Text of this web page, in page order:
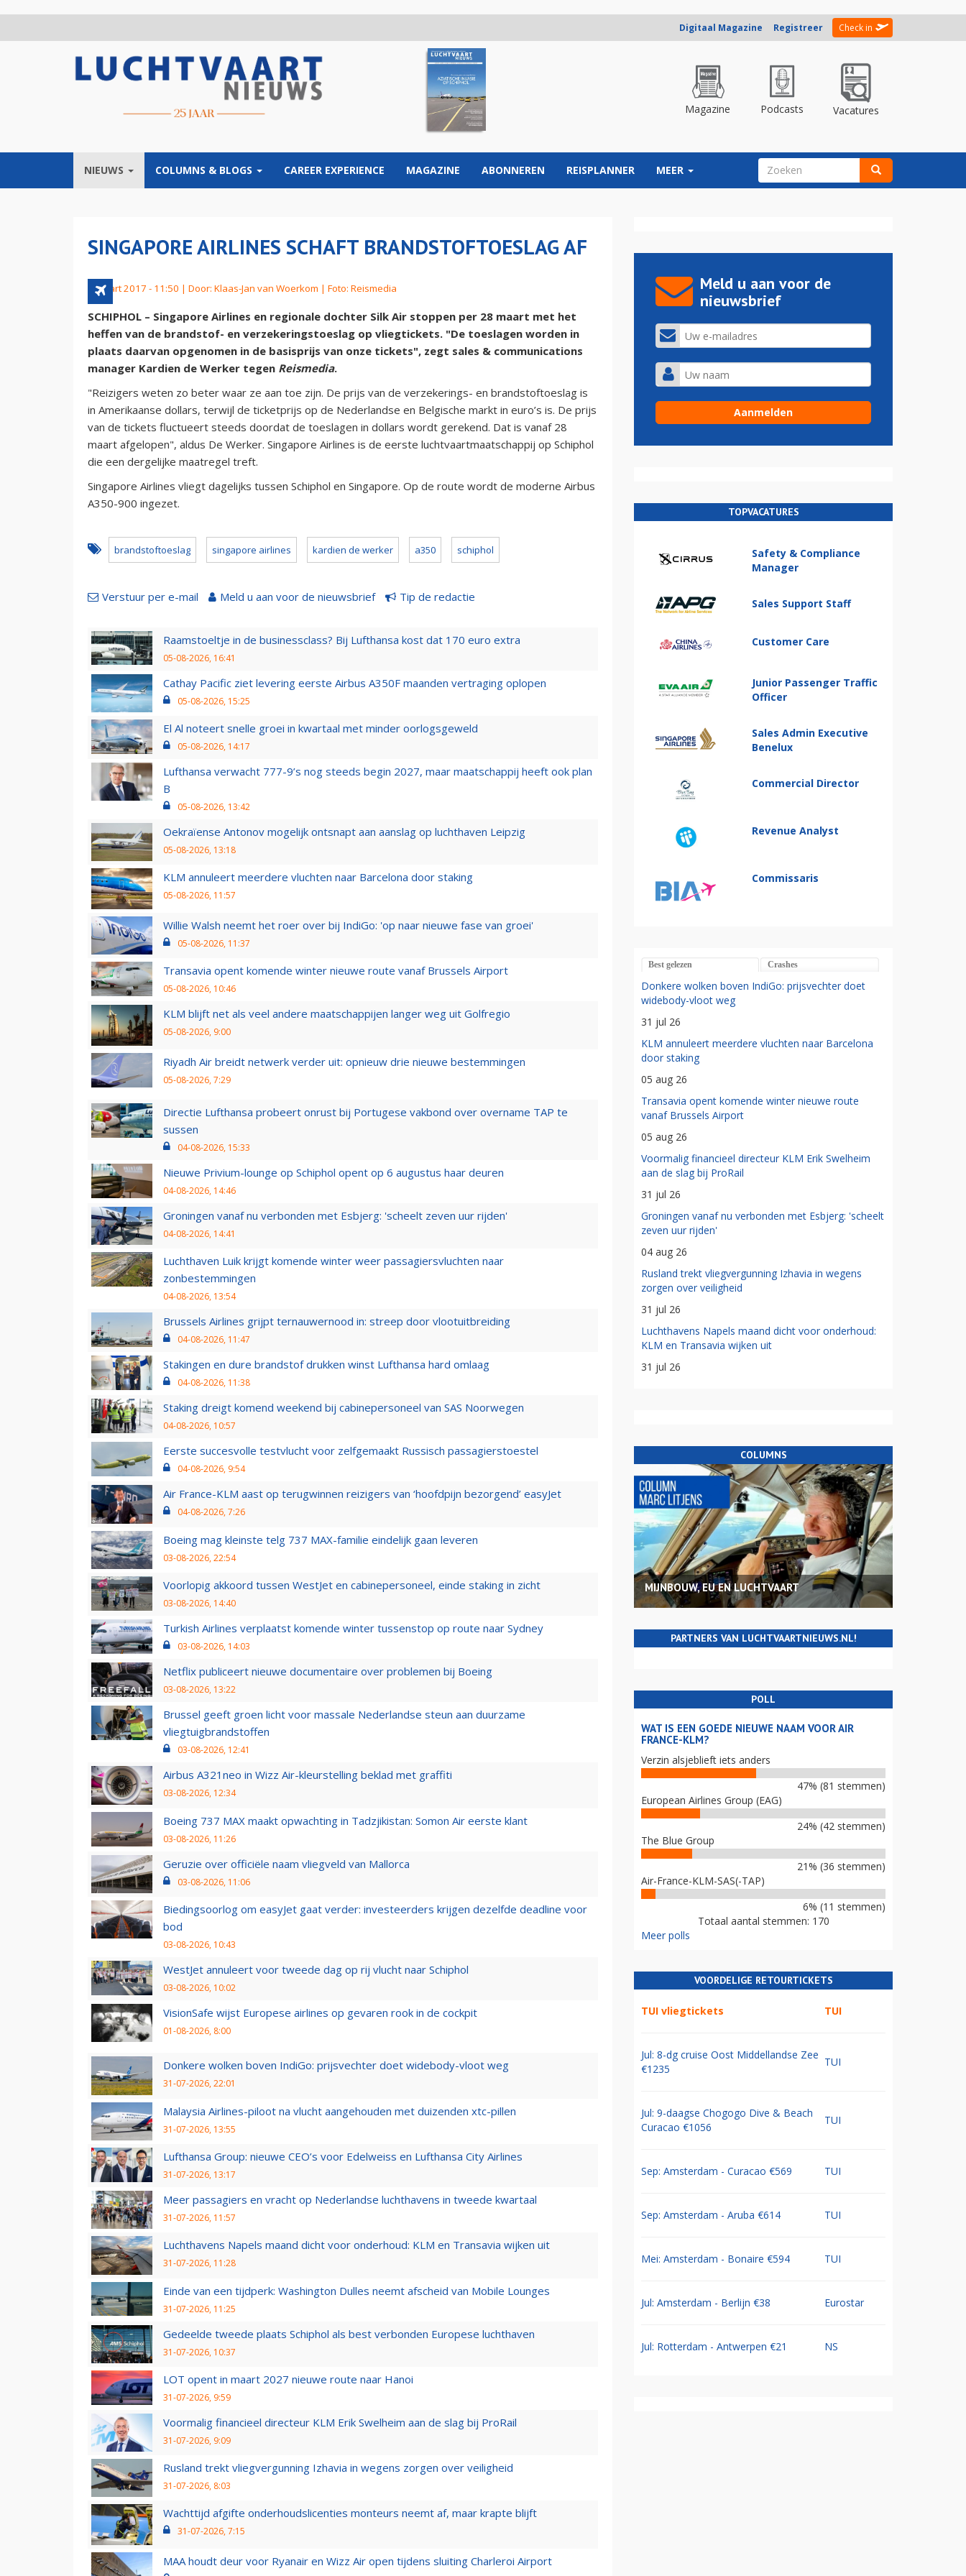
Digitaal Magazine Registreer Check in
Magazine Podcasts Vacatures
NIEUWS COLUMNS & BLOGS CAREER EXPERIENCE MAGAZINE ABONNEREN REISPLANNER MEER ZOEKVELD
SINGAPORE AIRLINES SCHAFT BRANDSTOFTOESLAG AF
2 maart 2017 - 11:50 | Door: Klaas-Jan van Woerkom | Foto: Reismedia
SCHIPHOL – Singapore Airlines en regionale dochter Silk Air stoppen per 28 maart met het
heffen van de brandstof- en verzekeringstoeslag op vliegtickets. "De toeslagen worden in
plaats daarvan opgenomen in de basisprijs van onze tickets", zegt sales & communications
manager Kardien de Werker tegen Reismedia.
"Reizigers weten zo beter waar ze aan toe zijn. De prijs van de verzekerings- en brandstoftoeslag is
in Amerikaanse dollars, terwijl de ticketprijs op de Nederlandse en Belgische markt in euro’s is. De prijs
van de tickets fluctueert steeds doordat de toeslagen in dollars wordt gerekend. Dat is vanaf 28
maart afgelopen", aldus De Werker. Singapore Airlines is de eerste luchtvaartmaatschappij op Schiphol
die een dergelijke maatregel treft.
Singapore Airlines vliegt dagelijks tussen Schiphol en Singapore. Op de route wordt de moderne Airbus
A350-900 ingezet.
brandstoftoeslag singapore airlines kardien de werker a350 schiphol
Verstuur per e-mail Meld u aan voor de nieuwsbrief Tip de redactie
Raamstoeltje in de businessclass? Bij Lufthansa kost dat 170 euro extra
05-08-2026, 16:41
Cathay Pacific ziet levering eerste Airbus A350F maanden vertraging oplopen
05-08-2026, 15:25
El Al noteert snelle groei in kwartaal met minder oorlogsgeweld
05-08-2026, 14:17
Lufthansa verwacht 777-9’s nog steeds begin 2027, maar maatschappij heeft ook plan
B
05-08-2026, 13:42
Oekraïense Antonov mogelijk ontsnapt aan aanslag op luchthaven Leipzig
05-08-2026, 13:18
KLM annuleert meerdere vluchten naar Barcelona door staking
05-08-2026, 11:57
Willie Walsh neemt het roer over bij IndiGo: 'op naar nieuwe fase van groei'
05-08-2026, 11:37
Transavia opent komende winter nieuwe route vanaf Brussels Airport
05-08-2026, 10:46
KLM blijft net als veel andere maatschappijen langer weg uit Golfregio
05-08-2026, 9:00
Riyadh Air breidt netwerk verder uit: opnieuw drie nieuwe bestemmingen
05-08-2026, 7:29
Directie Lufthansa probeert onrust bij Portugese vakbond over overname TAP te
sussen
04-08-2026, 15:33
Nieuwe Privium-lounge op Schiphol opent op 6 augustus haar deuren
04-08-2026, 14:46
Groningen vanaf nu verbonden met Esbjerg: 'scheelt zeven uur rijden'
04-08-2026, 14:41
Luchthaven Luik krijgt komende winter weer passagiersvluchten naar
zonbestemmingen
04-08-2026, 13:54
Brussels Airlines grijpt ternauwernood in: streep door vlootuitbreiding
04-08-2026, 11:47
Stakingen en dure brandstof drukken winst Lufthansa hard omlaag
04-08-2026, 11:38
Staking dreigt komend weekend bij cabinepersoneel van SAS Noorwegen
04-08-2026, 10:57
Eerste succesvolle testvlucht voor zelfgemaakt Russisch passagierstoestel
04-08-2026, 9:54
Air France-KLM aast op terugwinnen reizigers van ‘hoofdpijn bezorgend’ easyJet
04-08-2026, 7:26
Boeing mag kleinste telg 737 MAX-familie eindelijk gaan leveren
03-08-2026, 22:54
Voorlopig akkoord tussen WestJet en cabinepersoneel, einde staking in zicht
03-08-2026, 14:40
Turkish Airlines verplaatst komende winter tussenstop op route naar Sydney
03-08-2026, 14:03
Netflix publiceert nieuwe documentaire over problemen bij Boeing
03-08-2026, 13:22
Brussel geeft groen licht voor massale Nederlandse steun aan duurzame
vliegtuigbrandstoffen
03-08-2026, 12:41
Airbus A321neo in Wizz Air-kleurstelling beklad met graffiti
03-08-2026, 12:34
Boeing 737 MAX maakt opwachting in Tadzjikistan: Somon Air eerste klant
03-08-2026, 11:26
Geruzie over officiële naam vliegveld van Mallorca
03-08-2026, 11:06
Biedingsoorlog om easyJet gaat verder: investeerders krijgen dezelfde deadline voor
bod
03-08-2026, 10:43
WestJet annuleert voor tweede dag op rij vlucht naar Schiphol
03-08-2026, 10:02
VisionSafe wijst Europese airlines op gevaren rook in de cockpit
01-08-2026, 8:00
Donkere wolken boven IndiGo: prijsvechter doet widebody-vloot weg
31-07-2026, 22:01
Malaysia Airlines-piloot na vlucht aangehouden met duizenden xtc-pillen
31-07-2026, 13:55
Lufthansa Group: nieuwe CEO’s voor Edelweiss en Lufthansa City Airlines
31-07-2026, 13:17
Meer passagiers en vracht op Nederlandse luchthavens in tweede kwartaal
31-07-2026, 11:57
Luchthavens Napels maand dicht voor onderhoud: KLM en Transavia wijken uit
31-07-2026, 11:28
Einde van een tijdperk: Washington Dulles neemt afscheid van Mobile Lounges
31-07-2026, 11:25
Gedeelde tweede plaats Schiphol als best verbonden Europese luchthaven
31-07-2026, 10:37
LOT opent in maart 2027 nieuwe route naar Hanoi
31-07-2026, 9:59
Voormalig financieel directeur KLM Erik Swelheim aan de slag bij ProRail
31-07-2026, 9:09
Rusland trekt vliegvergunning Izhavia in wegens zorgen over veiligheid
31-07-2026, 8:03
Wachttijd afgifte onderhoudslicenties monteurs neemt af, maar krapte blijft
31-07-2026, 7:15
MAA houdt deur voor Ryanair en Wizz Air open tijdens sluiting Charleroi Airport
Meld u aan voor de
nieuwsbrief
TOPVACATURES
Safety & Compliance
Manager
Sales Support Staff
Customer Care
Junior Passenger Traffic
Officer
Sales Admin Executive
Benelux
Commercial Director
Revenue Analyst
Commissaris
Best gelezen Crashes
Donkere wolken boven IndiGo: prijsvechter doet
widebody-vloot weg
31 jul 26
KLM annuleert meerdere vluchten naar Barcelona
door staking
05 aug 26
Transavia opent komende winter nieuwe route
vanaf Brussels Airport
05 aug 26
Voormalig financieel directeur KLM Erik Swelheim
aan de slag bij ProRail
31 jul 26
Groningen vanaf nu verbonden met Esbjerg: 'scheelt
zeven uur rijden'
04 aug 26
Rusland trekt vliegvergunning Izhavia in wegens
zorgen over veiligheid
31 jul 26
Luchthavens Napels maand dicht voor onderhoud:
KLM en Transavia wijken uit
31 jul 26
COLUMNS
MIJNBOUW, EU EN LUCHTVAART
PARTNERS VAN LUCHTVAARTNIEUWS.NL!
POLL
WAT IS EEN GOEDE NIEUWE NAAM VOOR AIR
FRANCE-KLM?
Verzin alsjeblieft iets anders
47% (81 stemmen)
European Airlines Group (EAG)
24% (42 stemmen)
The Blue Group
21% (36 stemmen)
Air-France-KLM-SAS(-TAP)
6% (11 stemmen)
Totaal aantal stemmen: 170
Meer polls
VOORDELIGE RETOURTICKETS
TUI vliegtickets TUI
Jul: 8-dg cruise Oost Middellandse Zee
€1235
TUI
Jul: 9-daagse Chogogo Dive & Beach
Curacao €1056
TUI
Sep: Amsterdam - Curacao €569 TUI
Sep: Amsterdam - Aruba €614 TUI
Mei: Amsterdam - Bonaire €594 TUI
Jul: Amsterdam - Berlijn €38 Eurostar
Jul: Rotterdam - Antwerpen €21 NS